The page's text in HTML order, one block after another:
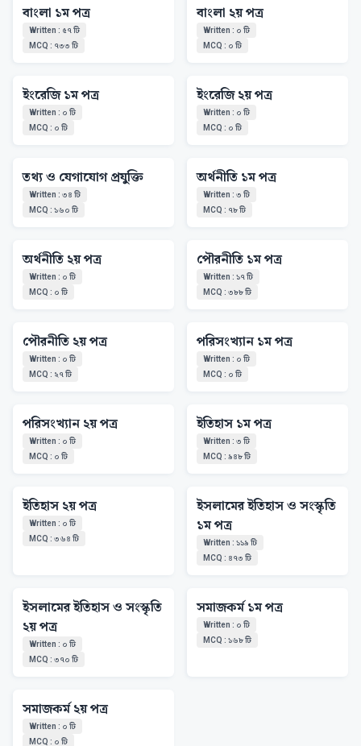
বাংলা ১ম পত্র
Written : ৫৭ টি
MCQ : ৭৩৩ টি
বাংলা ২য় পত্র
Written : ০ টি
MCQ : ০ টি
ইংরেজি ১ম পত্র
Written : ০ টি
MCQ : ০ টি
ইংরেজি ২য় পত্র
Written : ০ টি
MCQ : ০ টি
তথ্য ও যেগাযোগ প্রযুক্তি
Written : ৩৪ টি
MCQ : ১৬০ টি
‍অর্থনীতি ১ম পত্র
Written : ৩ টি
MCQ : ৭৮টি
‍অর্থনীতি ২য় পত্র
Written : ০ টি
MCQ : ০ টি
পৌরনীতি ১ম পত্র
Written : ১৭ টি
MCQ : ৩৮৮টি
পৌরনীতি ২য় পত্র
Written : ০ টি
MCQ : ২৭ টি
পরিসংখ্যান ১ম পত্র
Written : ০ টি
MCQ : ০ টি
পরিসংখ্যান ২য় পত্র
Written : ০ টি
MCQ : ০ টি
ইতিহাস ১ম পত্র
Written : ৩ টি
MCQ : ৯৪৮টি
ইতিহাস ২য় পত্র
Written : ০ টি
MCQ : ৩৬৪ টি
ইসলামের ইতিহাস ও সংস্কৃতি
১ম পত্র
Written : ১১৯ টি
MCQ : ৪৭৩ টি
ইসলামের ইতিহাস ও সংস্কৃতি
২য় পত্র
Written : ০ টি
MCQ : ৩৭০ টি
সমাজকর্ম ১ম পত্র
Written : ০ টি
MCQ : ১৬৮টি
সমাজকর্ম ২য় পত্র
Written : ০ টি
MCQ : ০ টি